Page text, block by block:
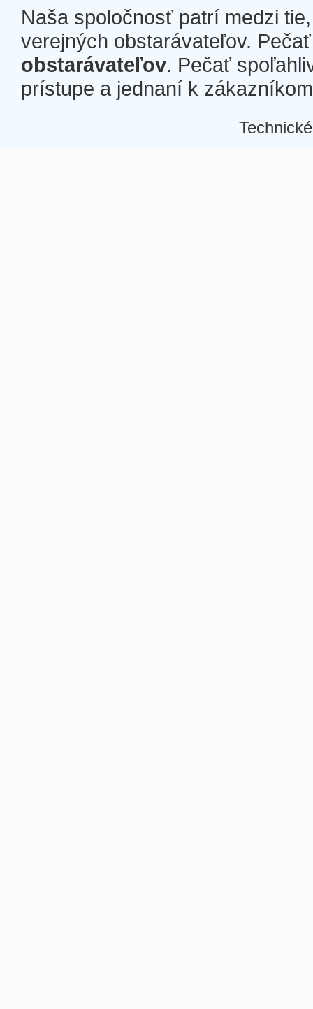
Naša spoločnosť patrí medzi
verejných obstarávateľov.
obstarávateľov. Pečať
prístupe a jednaní k